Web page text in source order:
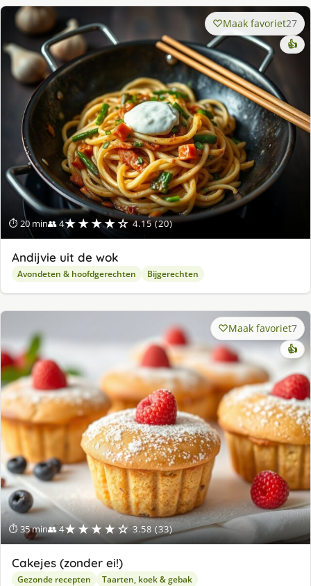
⏱ 20 min👥 4★★★★☆ 4.15 (20)
Maak favoriet27
👍
Andijvie uit de wok
Avondeten & hoofdgerechten Bijgerechten
⏱ 35 min👥 4★★★★☆ 3.58 (33)
Maak favoriet7
👍
Cakejes (zonder ei!)
Gezonde recepten Taarten, koek & gebak